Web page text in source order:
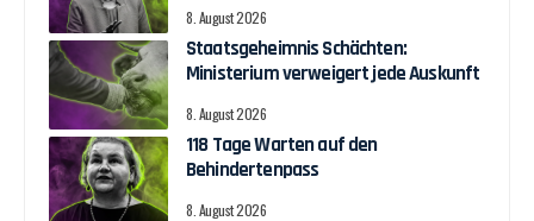
8. August 2026
Staatsgeheimnis Schächten:
Ministerium verweigert jede Auskunft
8. August 2026
118 Tage Warten auf den
Behindertenpass
8. August 2026